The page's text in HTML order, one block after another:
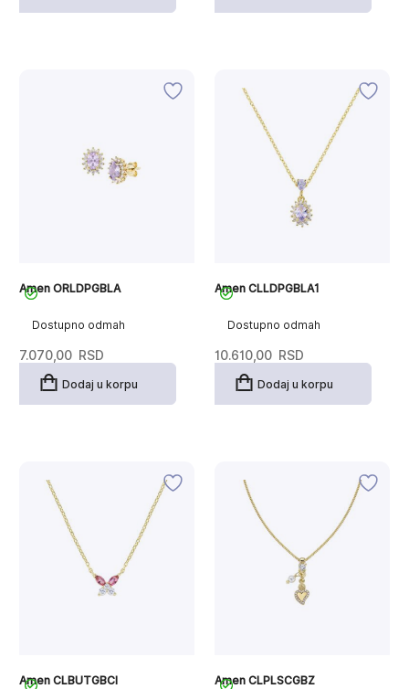
Dostupno odmah
Amen ORLDPGBLA
7.070,00 RSD
Dodaj u korpu
Dostupno odmah
Amen CLLDPGBLA1
10.610,00 RSD
Dodaj u korpu
Amen CLBUTGBCI Amen CLPLSCGBZ